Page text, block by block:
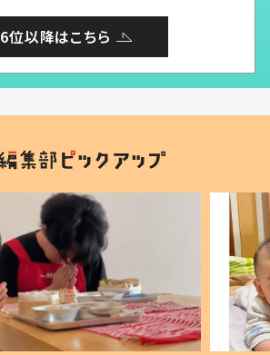
6位以降はこちら